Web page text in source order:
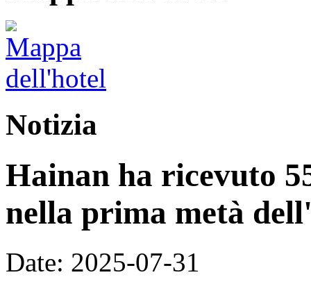
Notizia
Hainan ha ricevuto
nella prima metà
Date: 2025-07-31